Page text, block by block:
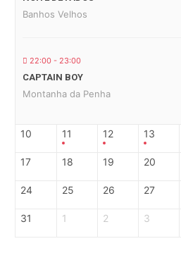
Banhos Velhos
22:00 - 23:00
CAPTAIN BOY
Montanha da Penha
10 11 12 13
17 18 19 20
24 25 26 27
31 1 2 3